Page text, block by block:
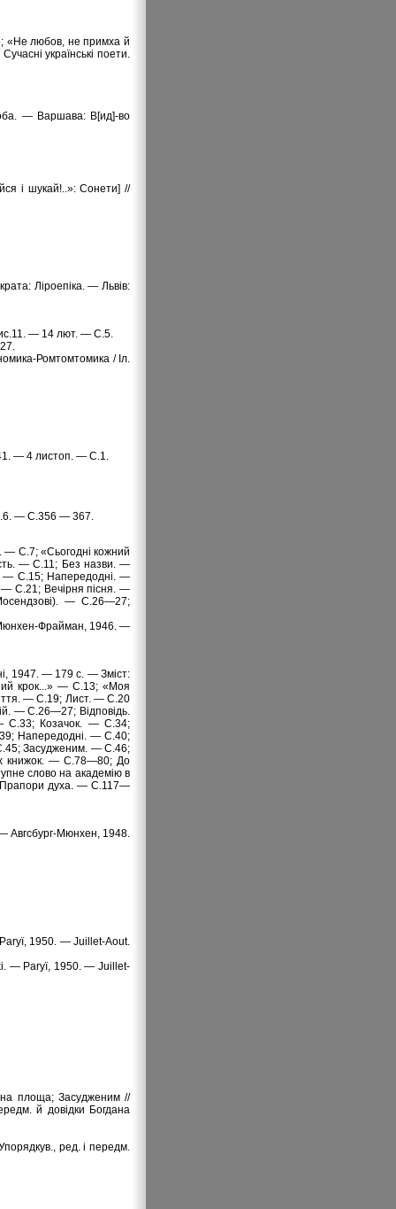
«Не любов, не примха й
українські поети.
— Варшава: В[ид]-во
і шукай!..»: Сонети] //
Ліроепіка. — Львів:
— 14 лют. — С.5.
Ромтомтомика / Іл.
— 4 листоп. — С.1.
Ч.6. — С.356 — 367.
— С.7; «Сьогодні кожний
— С.11; Без назви. —
— С.15; Напередодні. —
С.21; Вечірня пісня. —
— С.26—27;
Мюнхен-Фpайман, 1946. —
1947. — 179 с. — Зміст:
крок...» — С.13; «Моя
— С.19; Лист. — С.20
— С.26—27; Відповідь.
С.33; Козачок. — С.34;
Напередодні. — С.40;
Засудженим. — С.46;
книжок. — С.78—80; До
слово на академію в
духа. — С.117—
Авгсбург-Мюнхен, 1948.
1950. — Juillet-Aout.
— Paryї, 1950. — Juillet-
площа; Засудженим //
й довідки Богдана
ред. і передм.